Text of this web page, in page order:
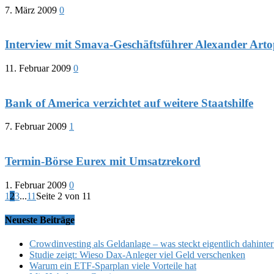
7. März 2009 0
Interview mit Smava-Geschäftsführer Alexander
11. Februar 2009 0
Bank of America verzichtet auf weitere Staatshilfe
7. Februar 2009 1
Termin-Börse Eurex mit Umsatzrekord
1. Februar 2009 0
1 23...11 Seite 2 von 11
Neueste Beiträge
Crowdinvesting als Geldanlage – was steckt eigentlich
Studie zeigt: Wieso Dax-Anleger viel Geld verschenken
Warum ein ETF-Sparplan viele Vorteile hat